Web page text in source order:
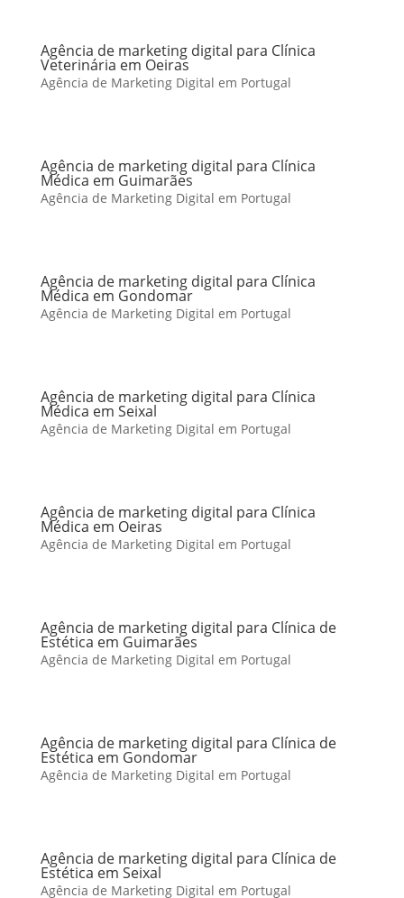
Agência de marketing digital para Clínica
Veterinária em Oeiras
Agência de Marketing Digital em Portugal
Agência de marketing digital para Clínica
Médica em Guimarães
Agência de Marketing Digital em Portugal
Agência de marketing digital para Clínica
Médica em Gondomar
Agência de Marketing Digital em Portugal
Agência de marketing digital para Clínica
Médica em Seixal
Agência de Marketing Digital em Portugal
Agência de marketing digital para Clínica
Médica em Oeiras
Agência de Marketing Digital em Portugal
Agência de marketing digital para Clínica de
Estética em Guimarães
Agência de Marketing Digital em Portugal
Agência de marketing digital para Clínica de
Estética em Gondomar
Agência de Marketing Digital em Portugal
Agência de marketing digital para Clínica de
Estética em Seixal
Agência de Marketing Digital em Portugal